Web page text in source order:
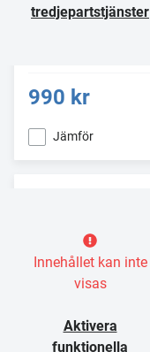
tredjepartstjänster
990 kr
Jämför
Innehållet kan inte
visas
Aktivera
funktionella